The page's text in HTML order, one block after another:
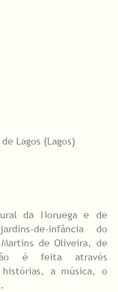
Lagos (Lagos)
da Noruega e de
de-infância do
de Oliveira, de
é feita através
a música, o